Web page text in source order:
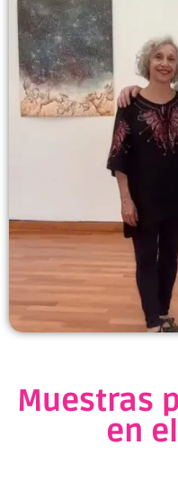
Muestras
en